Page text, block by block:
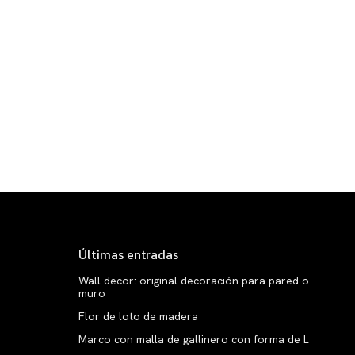
Últimas entradas
Wall decor: original decoración para pared o
muro
Flor de loto de madera
Marco con malla de gallinero con forma de L